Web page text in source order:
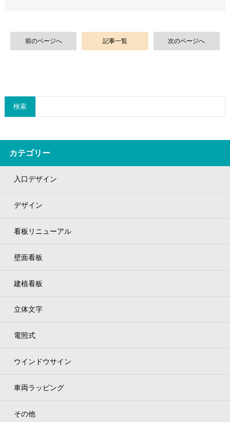
前のページへ 記事一覧 次のページへ
検索
カテゴリー
入口デザイン
デザイン
看板リニューアル
壁面看板
建植看板
立体文字
電照式
ウインドウサイン
車両ラッピング
その他